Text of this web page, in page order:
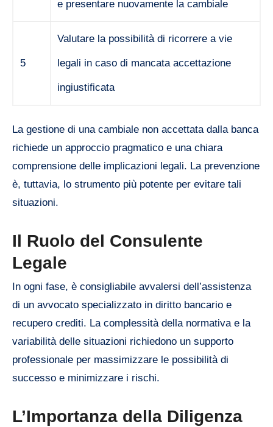
e presentare nuovamente la cambiale
5
Valutare la possibilità di ricorrere a vie
legali in caso di mancata accettazione
ingiustificata
La gestione di una cambiale non accettata dalla banca
richiede un approccio pragmatico e una chiara
comprensione delle implicazioni legali. La prevenzione
è, tuttavia, lo strumento più potente per evitare tali
situazioni.
Il Ruolo del Consulente
Legale
In ogni fase, è consigliabile avvalersi dell’assistenza
di un avvocato specializzato in diritto bancario e
recupero crediti. La complessità della normativa e la
variabilità delle situazioni richiedono un supporto
professionale per massimizzare le possibilità di
successo e minimizzare i rischi.
L’Importanza della Diligenza